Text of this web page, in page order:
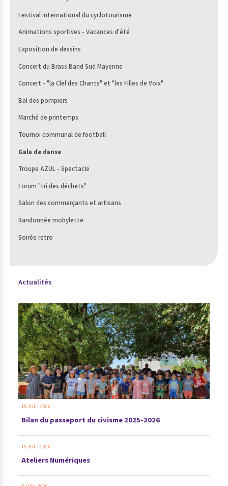
Festival international du cyclotourisme
Animations sportives - Vacances d'été
Exposition de dessins
Concert du Brass Band Sud Mayenne
Concert - "la Clef des Chants" et "les Filles de Voix"
Bal des pompiers
Marché de printemps
Tournoi communal de football
Gala de danse
Troupe AZUL - Spectacle
Forum "tri des déchets"
Salon des commerçants et artisans
Randonnée mobylette
Soirée retro
Actualités
15 JUIL. 2026
Bilan du passeport du civisme 2025-2026
15 JUIL. 2026
Ateliers Numériques